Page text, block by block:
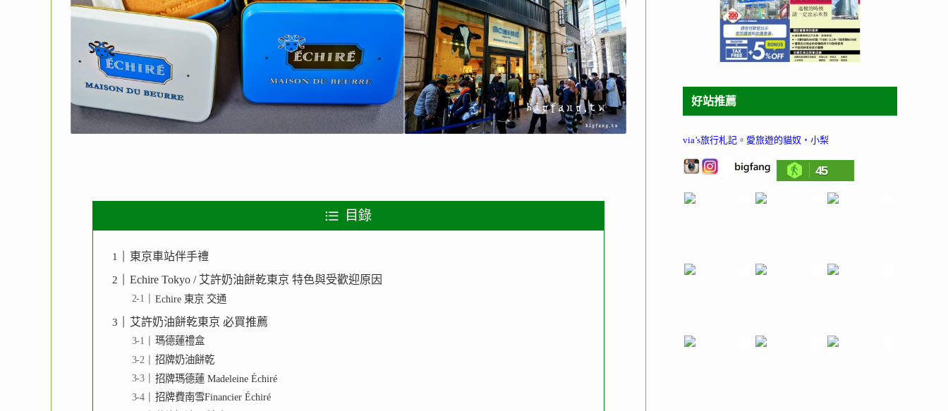
目錄
東京車站伴手禮
Echire Tokyo / 艾許奶油餅乾東京 特色與受歡迎原因
Echire 東京 交通
艾許奶油餅乾東京 必買推薦
瑪德蓮禮盒
招牌奶油餅乾
招牌瑪德蓮 Madeleine Échiré
招牌費南雪Financier Échiré
好站推薦
via’s旅行札記 。 愛旅遊的貓奴‧小梨
45